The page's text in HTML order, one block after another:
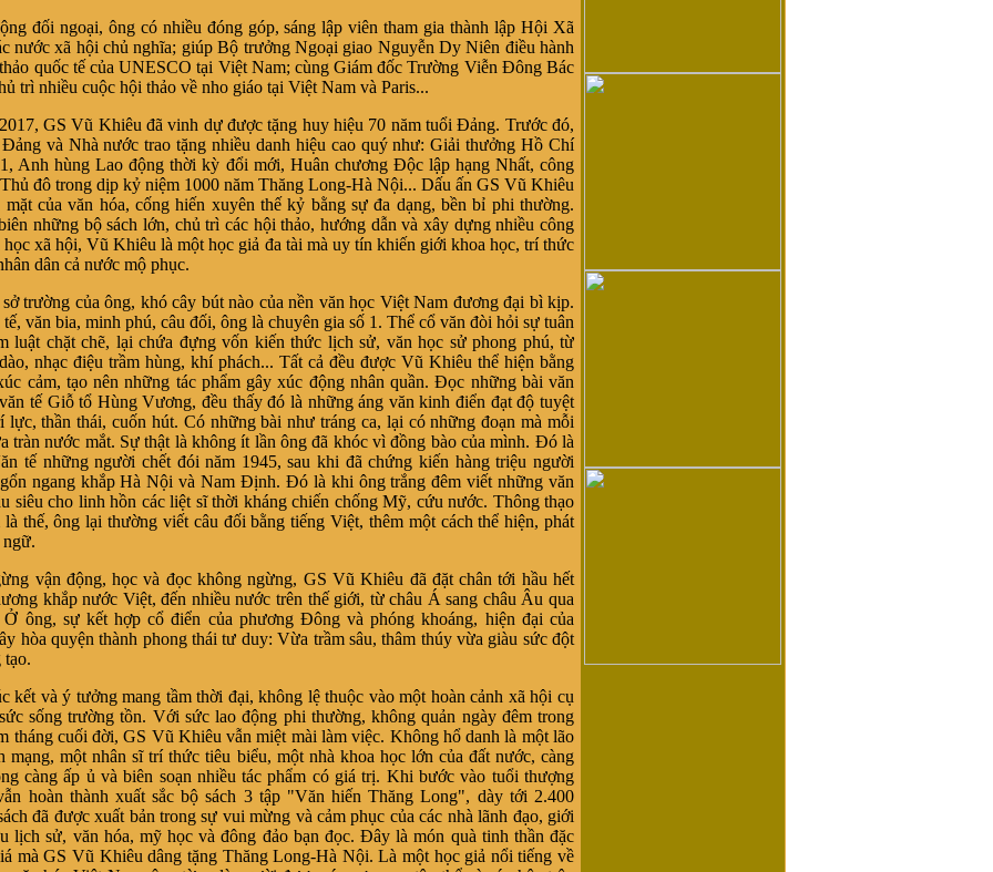
đối ngoại, ông có nhiều đóng góp, sáng lập viên tham gia thành lập Hội Xã
nước xã hội chủ nghĩa; giúp Bộ trưởng Ngoại giao Nguyễn Dy Niên điều hành
quốc tế của UNESCO tại Việt Nam; cùng Giám đốc Trường Viễn Đông Bác
trì nhiều cuộc hội thảo về nho giáo tại Việt Nam và Paris...
GS Vũ Khiêu đã vinh dự được tặng huy hiệu 70 năm tuổi Đảng. Trước đó,
và Nhà nước trao tặng nhiều danh hiệu cao quý như: Giải thưởng Hồ Chí
Anh hùng Lao động thời kỳ đổi mới, Huân chương Độc lập hạng Nhất, công
đô trong dịp kỷ niệm 1000 năm Thăng Long-Hà Nội... Dấu ấn GS Vũ Khiêu
mặt của văn hóa, cống hiến xuyên thế kỷ bằng sự đa dạng, bền bỉ phi thường.
những bộ sách lớn, chủ trì các hội thảo, hướng dẫn và xây dựng nhiều công
học xã hội, Vũ Khiêu là một học giả đa tài mà uy tín khiến giới khoa học, trí thức
dân cả nước mộ phục.
trường của ông, khó cây bút nào của nền văn học Việt Nam đương đại bì kịp.
văn bia, minh phú, câu đối, ông là chuyên gia số 1. Thể cổ văn đòi hỏi sự tuân
luật chặt chẽ, lại chứa đựng vốn kiến thức lịch sử, văn học sử phong phú, từ
nhạc điệu trầm hùng, khí phách... Tất cả đều được Vũ Khiêu thể hiện bằng
cảm, tạo nên những tác phẩm gây xúc động nhân quần. Đọc những bài văn
tế Giỗ tổ Hùng Vương, đều thấy đó là những áng văn kinh điển đạt độ tuyệt
lực, thần thái, cuốn hút. Có những bài như tráng ca, lại có những đoạn mà mỗi
tràn nước mắt. Sự thật là không ít lần ông đã khóc vì đồng bào của mình. Đó là
tế những người chết đói năm 1945, sau khi đã chứng kiến hàng triệu người
ngang khắp Hà Nội và Nam Định. Đó là khi ông trắng đêm viết những văn
siêu cho linh hồn các liệt sĩ thời kháng chiến chống Mỹ, cứu nước. Thông thạo
thế, ông lại thường viết câu đối bằng tiếng Việt, thêm một cách thể hiện, phát
vận động, học và đọc không ngừng, GS Vũ Khiêu đã đặt chân tới hầu hết
khắp nước Việt, đến nhiều nước trên thế giới, từ châu Á sang châu Âu qua
ông, sự kết hợp cổ điển của phương Đông và phóng khoáng, hiện đại của
hòa quyện thành phong thái tư duy: Vừa trầm sâu, thâm thúy vừa giàu sức đột
tạo.
kết và ý tưởng mang tầm thời đại, không lệ thuộc vào một hoàn cảnh xã hội cụ
sống trường tồn. Với sức lao động phi thường, không quản ngày đêm trong
tháng cuối đời, GS Vũ Khiêu vẫn miệt mài làm việc. Không hổ danh là một lão
mạng, một nhân sĩ trí thức tiêu biểu, một nhà khoa học lớn của đất nước, càng
càng ấp ủ và biên soạn nhiều tác phẩm có giá trị. Khi bước vào tuổi thượng
hoàn thành xuất sắc bộ sách 3 tập "Văn hiến Thăng Long", dày tới 2.400
đã được xuất bản trong sự vui mừng và cảm phục của các nhà lãnh đạo, giới
lịch sử, văn hóa, mỹ học và đông đảo bạn đọc. Đây là món quà tinh thần đặc
mà GS Vũ Khiêu dâng tặng Thăng Long-Hà Nội. Là một học giả nổi tiếng về